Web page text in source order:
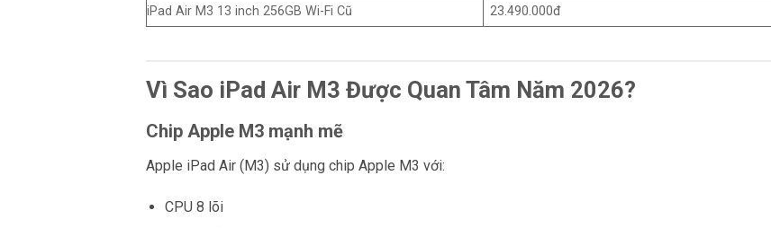
iPad Air M3 13 inch 256GB Wi-Fi Cũ
23.490.000đ
Vì Sao iPad Air M3 Được Quan Tâm Năm 2026?
Chip Apple M3 mạnh mẽ
Apple iPad Air (M3) sử dụng chip Apple M3 với:
CPU 8 lõi